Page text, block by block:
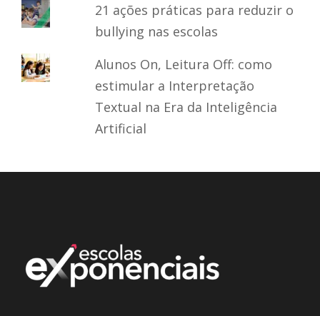
21 ações práticas para reduzir o
bullying nas escolas
Alunos On, Leitura Off: como
estimular a Interpretação
Textual na Era da Inteligência
Artificial